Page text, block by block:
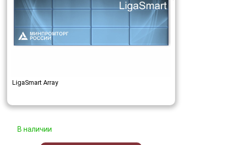
LigaSmart Array
В наличии